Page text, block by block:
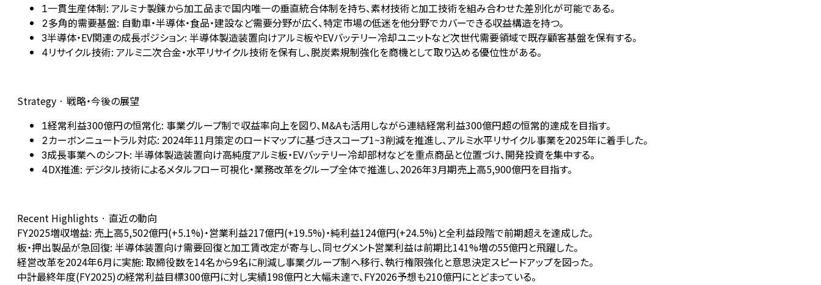
1一貫生産体制: アルミナ製錬から加工品まで国内唯一の垂直統合体制を持ち、素材技術と加工技術を組み合わせた差別化が可能である。
2多角的需要基盤: 自動車・半導体・食品・建設など需要分野が広く、特定市場の低迷を他分野でカバーできる収益構造を持つ。
3半導体・EV関連の成長ポジション: 半導体製造装置向けアルミ板やEVバッテリー冷却ユニットなど次世代需要領域で既存顧客基盤を保有する。
4リサイクル技術: アルミ二次合金・水平リサイクル技術を保有し、脱炭素規制強化を商機として取り込める優位性がある。
Strategy · 戦略・今後の展望
1経常利益300億円の恒常化: 事業グループ制で収益率向上を図り、M&Aも活用しながら連結経常利益300億円超の恒常的達成を目指す。
2カーボンニュートラル対応: 2024年11月策定のロードマップに基づきスコープ1~3削減を推進し、アルミ水平リサイクル事業を2025年に着手した。
3成長事業へのシフト: 半導体製造装置向け高純度アルミ板・EVバッテリー冷却部材などを重点商品と位置づけ、開発投資を集中する。
4DX推進: デジタル技術によるメタルフロー可視化・業務改革をグループ全体で推進し、2026年3月期売上高5,900億円を目指す。
Recent Highlights · 直近の動向
FY2025増収増益: 売上高5,502億円(+5.1%)・営業利益217億円(+19.5%)・純利益124億円(+24.5%)と全利益段階で前期超えを達成した。
板・押出製品が急回復: 半導体装置向け需要回復と加工賃改定が寄与し、同セグメント営業利益は前期比141%増の55億円と飛躍した。
経営改革を2024年6月に実施: 取締役数を14名から9名に削減し事業グループ制へ移行、執行権限強化と意思決定スピードアップを図った。
中計最終年度(FY2025)の経常利益目標300億円に対し実績198億円と大幅未達で、FY2026予想も210億円にとどまっている。